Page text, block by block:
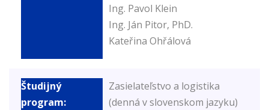
Ing. Pavol Klein
Ing. Ján Pitor, PhD.
Kateřina Ohřálová
Zasielateľstvo a logistika
(denná v slovenskom jazyku)